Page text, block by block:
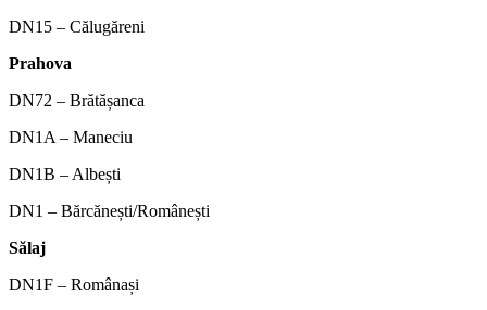
DN15 – Călugăreni
Prahova
DN72 – Brătășanca
DN1A – Maneciu
DN1B – Albești
DN1 – Bărcănești/Românești
Sălaj
DN1F – Românași